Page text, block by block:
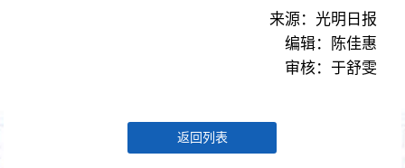
来源：光明日报
编辑：陈佳惠
审核：于舒雯
返回列表